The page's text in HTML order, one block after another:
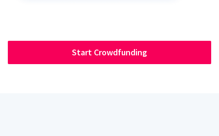
Start Crowdfunding